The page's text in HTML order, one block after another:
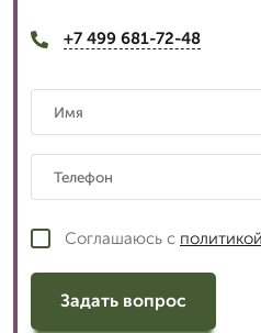
+7 499 681-72-48
Соглашаюсь с
Задать вопрос